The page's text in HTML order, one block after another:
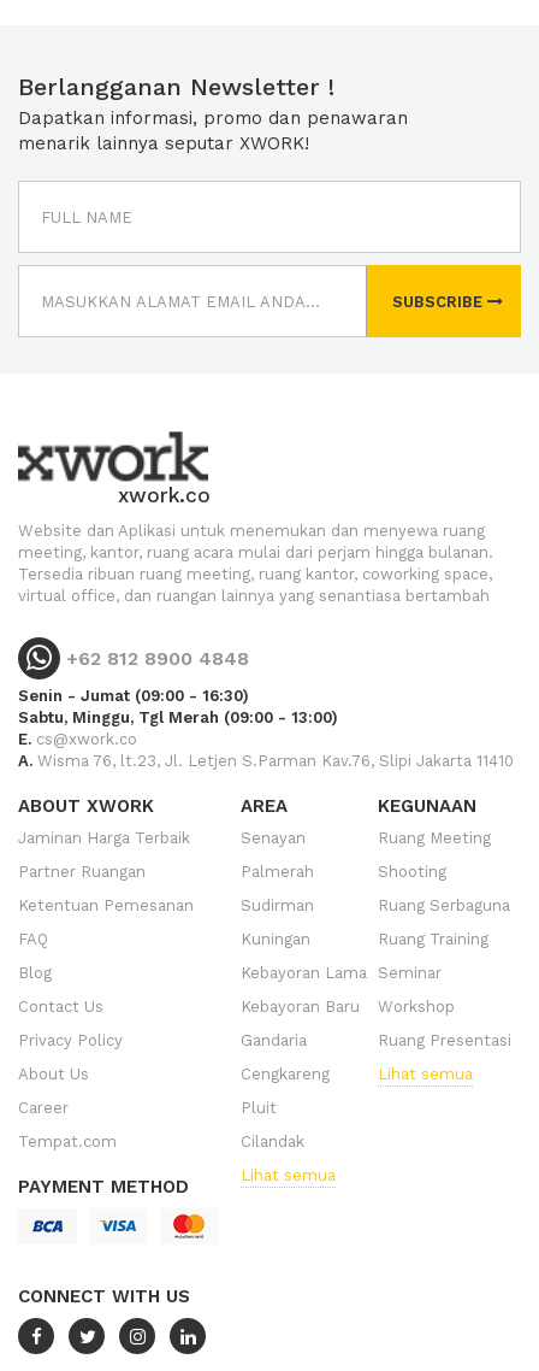
Berlangganan Newsletter !
Dapatkan informasi, promo dan penawaran
menarik lainnya seputar XWORK!
SUBSCRIBE
xwork.co
Website dan Aplikasi untuk menemukan dan menyewa ruang
meeting, kantor, ruang acara mulai dari perjam hingga bulanan.
Tersedia ribuan ruang meeting, ruang kantor, coworking space,
virtual office, dan ruangan lainnya yang senantiasa bertambah
+62 812 8900 4848
Senin - Jumat (09:00 - 16:30)
Sabtu, Minggu, Tgl Merah (09:00 - 13:00)
E. cs@xwork.co
A. Wisma 76, lt.23, Jl. Letjen S.Parman Kav.76, Slipi Jakarta 11410
ABOUT XWORK
Jaminan Harga Terbaik
Partner Ruangan
Ketentuan Pemesanan
FAQ
Blog
Contact Us
Privacy Policy
About Us
Career
Tempat.com
PAYMENT METHOD
CONNECT WITH US
AREA
Senayan
Palmerah
Sudirman
Kuningan
Kebayoran Lama
Kebayoran Baru
Gandaria
Cengkareng
Pluit
Cilandak
Lihat semua
KEGUNAAN
Ruang Meeting
Shooting
Ruang Serbaguna
Ruang Training
Seminar
Workshop
Ruang Presentasi
Lihat semua